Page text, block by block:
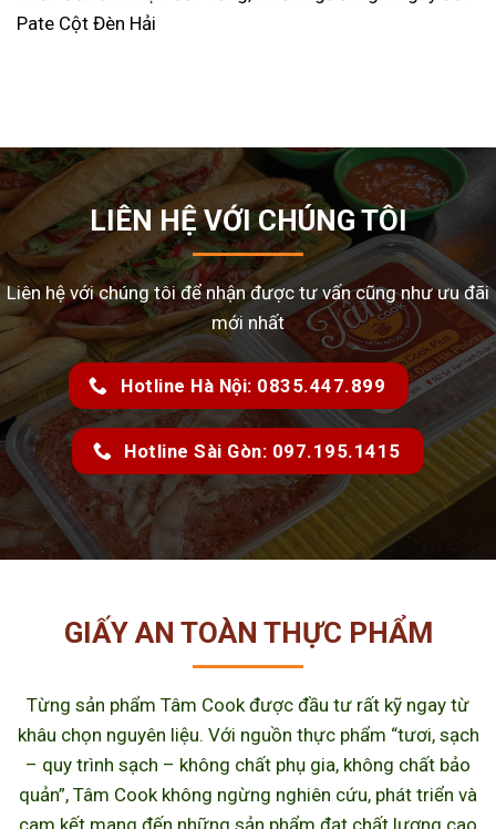
Tết Nguyên Đán là dịp sum vầy, nhưng cũng là thời điểm
LIÊN HỆ VỚI CHÚNG TÔI
Liên hệ với chúng tôi để nhận được tư vấn cũng như ưu đãi
mới nhất
Hotline Hà Nội: 0835.447.899
Hotline Sài Gòn: 097.195.1415
GIẤY AN TOÀN THỰC PHẨM
Từng sản phẩm Tâm Cook được đầu tư rất kỹ ngay từ
khâu chọn nguyên liệu. Với nguồn thực phẩm “tươi, sạch
– quy trình sạch – không chất phụ gia, không chất bảo
quản”, Tâm Cook không ngừng nghiên cứu, phát triển và